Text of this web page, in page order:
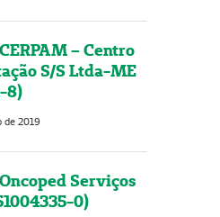
– Centro
S/S Ltda-ME
8)
de 2019
Serviços
0)